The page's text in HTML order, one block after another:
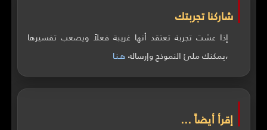
شاركنا تجربتك
إذا عشت تجربة تعتقد أنها غريبة فعلاً ويصعب تفسيرها
،يمكنك ملئ النموذج وإرسالههـنـا
إقرأ أيضاً ...